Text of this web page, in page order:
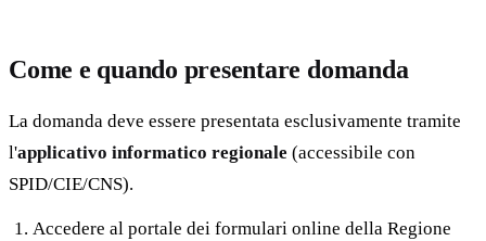
Come e quando presentare domanda
La domanda deve essere presentata esclusivamente tramite
l'applicativo informatico regionale (accessibile con
SPID/CIE/CNS).
Accedere al portale dei formulari online della Regione